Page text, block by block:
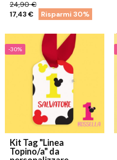
24,90 €
17,43 €
Risparmi 30%
-30%
Kit Tag "Linea
Topino/a" da